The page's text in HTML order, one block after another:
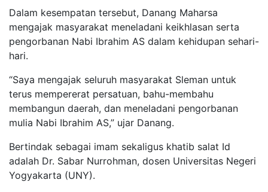
Dalam kesempatan tersebut, Danang Maharsa
mengajak masyarakat meneladani keikhlasan serta
pengorbanan Nabi Ibrahim AS dalam kehidupan sehari-
hari.
“Saya mengajak seluruh masyarakat Sleman untuk
terus mempererat persatuan, bahu-membahu
membangun daerah, dan meneladani pengorbanan
mulia Nabi Ibrahim AS,” ujar Danang.
Bertindak sebagai imam sekaligus khatib salat Id
adalah Dr. Sabar Nurrohman, dosen Universitas Negeri
Yogyakarta (UNY).